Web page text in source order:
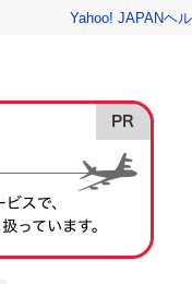
Yahoo! JAPANヘ